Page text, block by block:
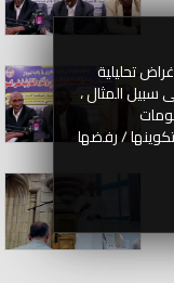
تحليلية
سبيل المثال ،
/ رفضها